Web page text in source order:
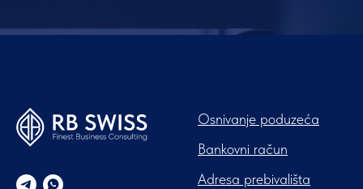
Osnivanje poduzeća
Bankovni račun
Adresa prebivališta